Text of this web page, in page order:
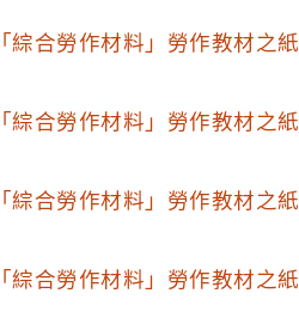
綜合勞作材料」勞作教材之紙
綜合勞作材料」勞作教材之紙
綜合勞作材料」勞作教材之紙
綜合勞作材料」勞作教材之紙